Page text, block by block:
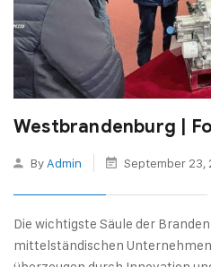
Westbrandenburg |
By Admin September 23,
Die wichtigste Säule der
mittelständischen